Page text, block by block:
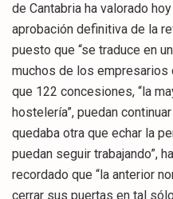
de Cantabria ha valorado
aprobación definitiva de la
puesto que “se traduce en
muchos de los empresarios
que 122 concesiones, “la
hostelería”, puedan
quedaba otra que echar la
puedan seguir trabajando”,
recordado que “la anterior
cerrar sus puertas en tal